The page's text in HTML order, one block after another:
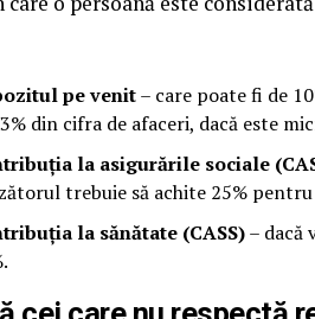
pe venit– care poate fi de
din cifra de afaceri, dacă este
la asigurările sociale
trebuie să achite 25% pentru
la sănătate (CASS)– dacă